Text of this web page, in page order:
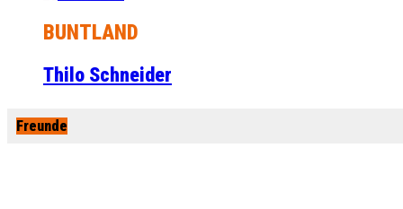
BUNTLAND
Thilo Schneider
Freunde